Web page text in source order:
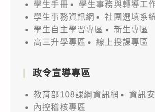
學生手冊
學生事務與轉導工
學生事務資訊網
社團選填系
學生自主學習專區
新生專區
高三升學專區
線上授課專區
政令宣導專區
教育部108課綱資訊網
資訊
內控稽核專區